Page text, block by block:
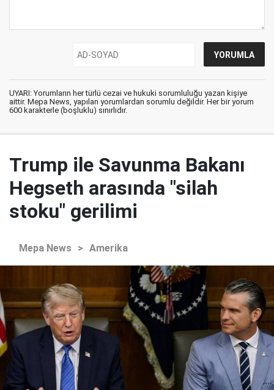
UYARI: Yorumların her türlü cezai ve hukuki sorumluluğu yazan kişiye
aittir. Mepa News, yapılan yorumlardan sorumlu değildir. Her bir yorum
600 karakterle (boşluklu) sınırlıdır.
Trump ile Savunma Bakanı
Hegseth arasında "silah
stoku" gerilimi
Mepa News > Amerika